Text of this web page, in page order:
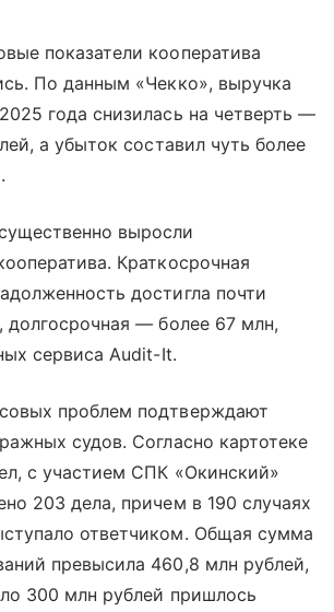
показатели кооператива
По данным «Чекко», выручка
года снизилась на четверть —
а убыток составил чуть более
выросли
Краткосрочная
достигла почти
долгосрочная — более 67 млн,
сервиса Audit-It.
проблем подтверждают
судов. Согласно картотеке
с участием СПК «Окинский»
203 дела, причем в 190 случаях
ответчиком. Общая сумма
превысила 460,8 млн рублей,
300 млн рублей пришлось